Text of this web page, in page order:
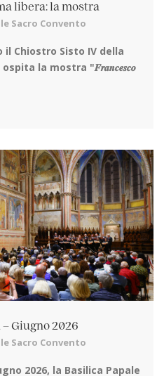
libera: la mostra
Sacro Convento
il Chiostro Sisto IV della
la mostra "𝑭𝒓𝒂𝒏𝒄𝒆𝒔𝒄𝒐
Giugno 2026
Sacro Convento
2026, la Basilica Papale